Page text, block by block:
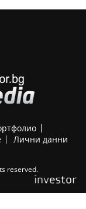
Лични данни
reserved.